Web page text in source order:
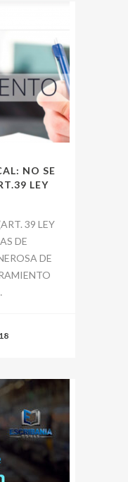
NO SE
LEY
39 LEY
DE
DE